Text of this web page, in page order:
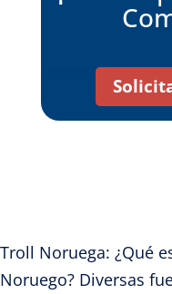
Troll Noruega: ¿Qué
Noruego? Diversas